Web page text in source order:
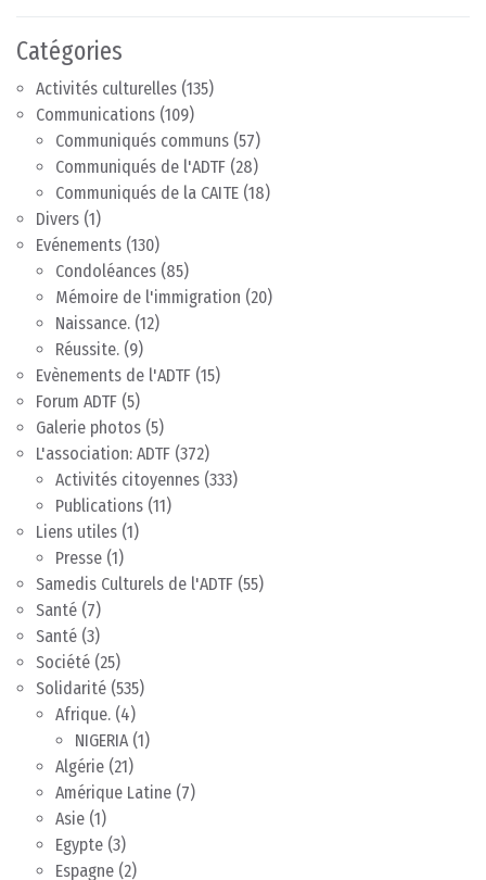
Catégories
Activités culturelles (135)
Communications (109)
Communiqués communs (57)
Communiqués de l'ADTF (28)
Communiqués de la CAITE (18)
Divers (1)
Evénements (130)
Condoléances (85)
Mémoire de l'immigration (20)
Naissance. (12)
Réussite. (9)
Evènements de l'ADTF (15)
Forum ADTF (5)
Galerie photos (5)
L'association: ADTF (372)
Activités citoyennes (333)
Publications (11)
Liens utiles (1)
Presse (1)
Samedis Culturels de l'ADTF (55)
Santé (7)
Santé (3)
Société (25)
Solidarité (535)
Afrique. (4)
NIGERIA(1)
Algérie (21)
Amérique Latine (7)
Asie (1)
Egypte (3)
Espagne (2)